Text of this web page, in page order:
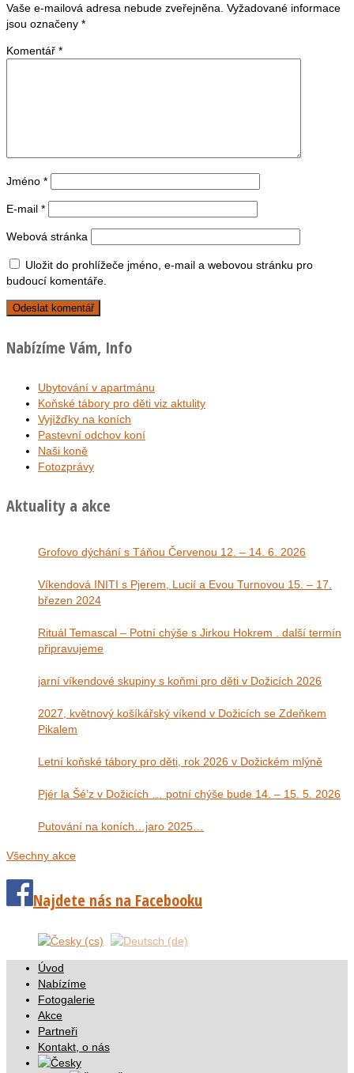
Vaše e-mailová adresa nebude zveřejněna. Vyžadované informace
jsou označeny *
Komentář *
Jméno *
E-mail *
Webová stránka
Uložit do prohlížeče jméno, e-mail a webovou stránku pro
budoucí komentáře.
Nabízíme Vám, Info
Ubytování v apartmánu
Koňské tábory pro děti viz aktulity
Vyjížďky na koních
Pastevní odchov koní
Naši koně
Fotozprávy
Aktuality a akce
Grofovo dýchání s Táňou Červenou 12. – 14. 6. 2026
Víkendová INITI s Pjerem, Lucií a Evou Turnovou 15. – 17.
březen 2024
Rituál Temascal – Potní chýše s Jirkou Hokrem . další termín
připravujeme
jarní víkendové skupiny s koňmi pro děti v Dožicích 2026
2027, květnový košíkářský víkend v Dožicích se Zdeňkem
Pikalem
Letní koňské tábory pro děti, rok 2026 v Dožickém mlýně
Pjér la Šé’z v Dožicích … potní chýše bude 14. – 15. 5. 2026
Putování na koních…jaro 2025…
Všechny akce
Najdete nás na Facebooku
Úvod
Nabízíme
Fotogalerie
Akce
Partneři
Kontakt, o nás